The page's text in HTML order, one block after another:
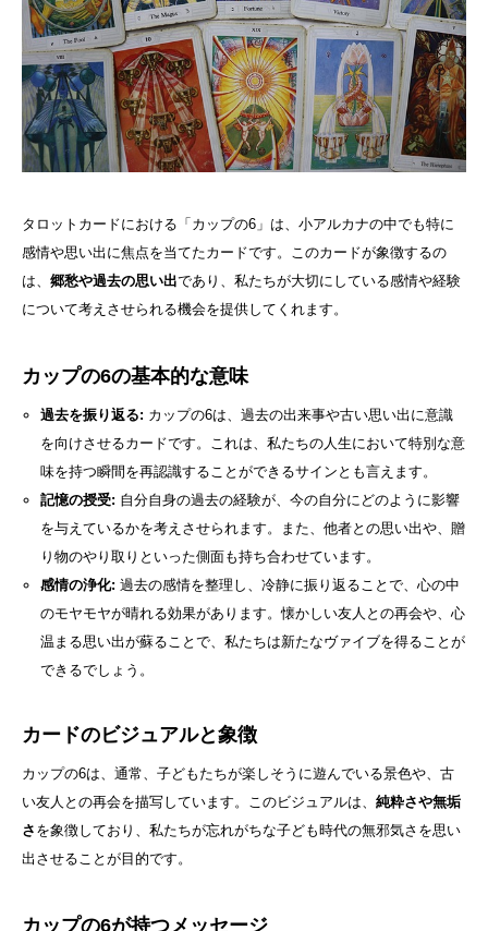
タロットカードにおける「カップの6」は、小アルカナの中でも特に
感情や思い出に焦点を当てたカードです。このカードが象徴するの
は、 郷愁や過去の思い出であり、私たちが大切にしている感情や経験
について考えさせられる機会を提供してくれます。
カップの6の基本的な意味
過去を振り返る: カップの6は、過去の出来事や古い思い出に意識
を向けさせるカードです。これは、私たちの人生において特別な意
味を持つ瞬間を再認識することができるサインとも言えます。
記憶の授受: 自分自身の過去の経験が、今の自分にどのように影響
を与えているかを考えさせられます。また、他者との思い出や、贈
り物のやり取りといった側面も持ち合わせています。
感情の浄化: 過去の感情を整理し、冷静に振り返ることで、心の中
のモヤモヤが晴れる効果があります。懐かしい友人との再会や、心
温まる思い出が蘇ることで、私たちは新たなヴァイブを得ることが
できるでしょう。
カードのビジュアルと象徴
カップの6は、通常、子どもたちが楽しそうに遊んでいる景色や、古
い友人との再会を描写しています。このビジュアルは、 純粋さや無垢
さ を象徴しており、私たちが忘れがちな子ども時代の無邪気さを思い
出させることが目的です。
カップの6が持つメッセージ